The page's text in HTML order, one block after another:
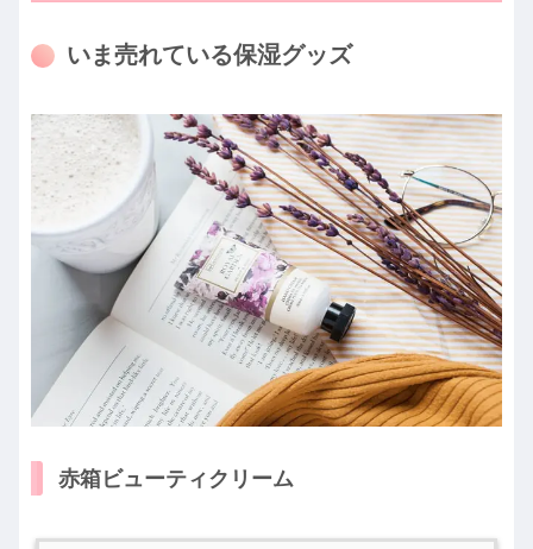
いま売れている保湿グッズ
赤箱ビューティクリーム